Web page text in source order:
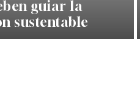
guiar la
sustentable